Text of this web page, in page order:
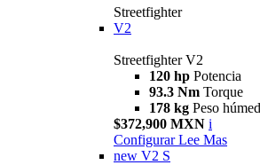
Streetfighter
V2
Streetfighter V2
120 hp Potencia
93.3 Nm Torque
178 kg Peso
$372,900 MXN i
Configurar Lee Mas
new V2 S